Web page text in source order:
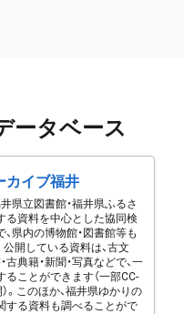
ータベース
カイブ福井
県立図書館・福井県ふるさ
る資料を中心とした協同検
県内の博物館・図書館等も
開している資料は、古文
古典籍・新聞・写真などで、一
ことができます（一部CC-
。このほか、福井県ゆかりの
する資料も調べることがで